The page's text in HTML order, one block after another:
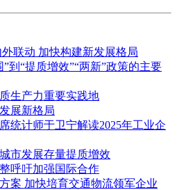
联动 加快构建新发展格局
到“提质增效”“两新”政策的主要
生产力重要实践地
展新格局
统计师于卫宁解读2025年工业企
市发展存量提质增效
呼吁加强国际合作
案 加快培育交通物流领军企业